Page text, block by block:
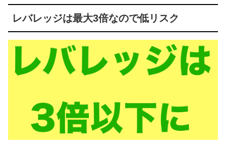
レバレッジは最大3倍なので低リスク